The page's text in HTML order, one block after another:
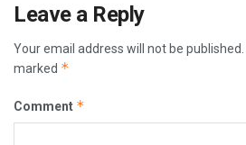
Leave a Reply
Your email address will not be published.
marked *
Comment *